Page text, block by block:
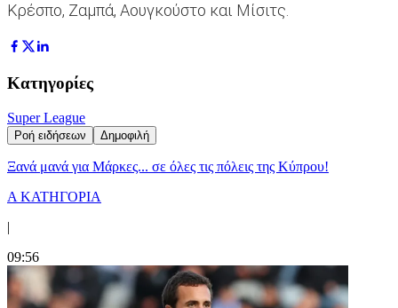
Κρέσπο, Ζαμπά, Αουγκούστο και Μίσιτς.
Κατηγορίες
Super League
Ροή ειδήσεων Δημοφιλή
Ξανά μανά για Μάρκες... σε όλες τις πόλεις της Κύπρου!
Α ΚΑΤΗΓΟΡΙΑ
|
09:56